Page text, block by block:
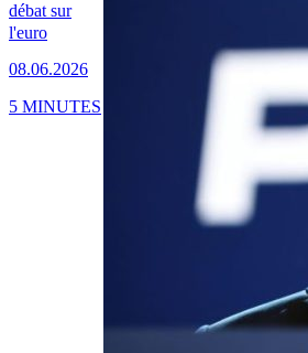
débat sur
l'euro
08.06.2026
5 MINUTES